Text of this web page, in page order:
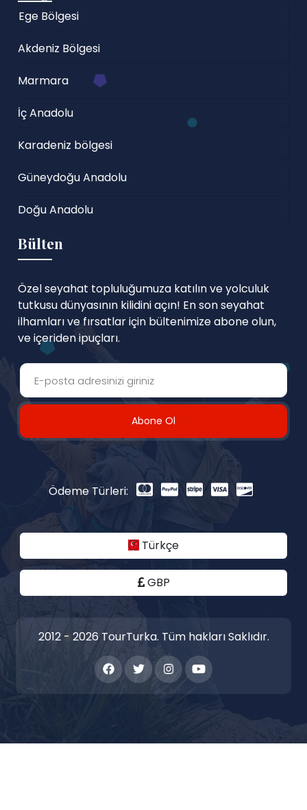
Ege Bölgesi
Akdeniz Bölgesi
Marmara
İç Anadolu
Karadeniz bölgesi
Güneydoğu Anadolu
Doğu Anadolu
Bülten
Özel seyahat topluluğumuza katılın ve yolculuk
tutkusu dünyasının kilidini açın! En son seyahat
ilhamları ve fırsatlar için bültenimize abone olun,
ve içeriden ipuçları.
Abone Ol
Ödeme Türleri:
Türkçe
GBP
2012 - 2026 TourTurka. Tüm hakları Saklıdır.